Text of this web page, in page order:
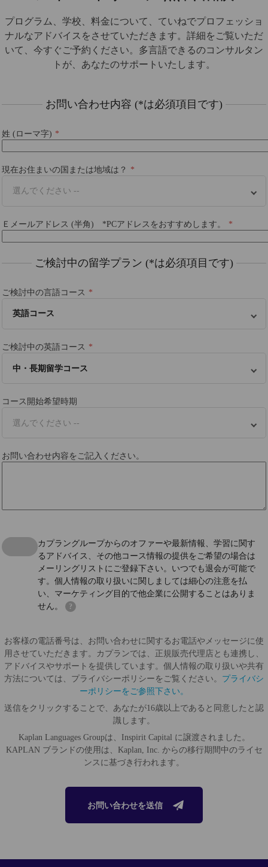
プログラム、学校、料金について、ていねでプロフェッショ
ナルなアドバイスをさせていただきます。詳細をご覧いただ
いて、今すぐご予約ください。多言語できるのコンサルタン
トが、あなたのサポ​​ートいたします。
お問い合わせ内容 (*は必須項目です)
姓 (ローマ字)
現在お住まいの国または地域は？
選んでください --
Ｅメールアドレス (半角) *PCアドレスをおすすめします。
ご検討中の留学プラン (*は必須項目です)
ご検討中の言語コース
英語コース
ご検討中の英語コース
中・長期留学コース
コース開始希望時期
選んでください --
お問い合わせ内容をご記入ください。
カプラングループからのオファーや最新情報、学習に関す
るアドバイス、その他コース情報の提供をご希望の場合は
メーリングリストにご登録下さい。いつでも退会が可能で
す。個人情報の取り扱いに関しましては細心の注意を払
い、マーケティング目的で他企業に公開することはありま
せん。
?
お客様の電話番号は、お問い合わせに関するお電話やメッセージに使
用させていただきます。カプランでは、正規販売代理店とも連携し、
アドバイスやサポートを提供しています。個人情報の取り扱いや共有
方法については、プライバシーポリシーをご覧ください。 プライバシ
ーポリシーをご参照下さい。
送信をクリックすることで、あなたが16歳以上であると同意したと認
識します。
Kaplan Languages Groupは、Inspirit Capital に譲渡されました。
KAPLAN ブランドの使用は、Kaplan, Inc. からの移行期間中のライセ
ンスに基づき行われます。
お問い合わせを送信